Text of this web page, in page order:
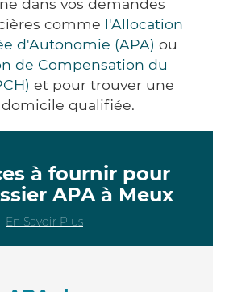
dans vos demandes
comme l'Allocation
d'Autonomie (APA) ou
de Compensation du
et pour trouver une
domicile qualifiée.
à fournir pour
APA à Meux
En Savoir Plus